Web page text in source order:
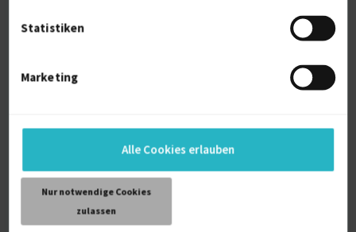
Statistiken
Marketing
Alle Cookies erlauben
Nur notwendige Cookies
zulassen
Executive Interim Manager IT | BL + AL-
Interim Management
11 J.
Projektleitung / Teamleitung (IT)
9 J.
Referenz